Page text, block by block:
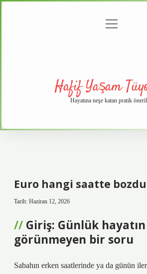
menüyü
Hafif Yaşam
Hayatına neşe katan pratik
Euro hangi saatte
Tarih: Haziran 12, 2026
Giriş: Günlük
görünmeyen bir soru
Sabahın erken saatlerinde ya da günün